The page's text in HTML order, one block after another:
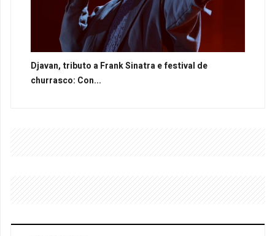
Djavan, tributo a Frank Sinatra e festival de
churrasco: Con...